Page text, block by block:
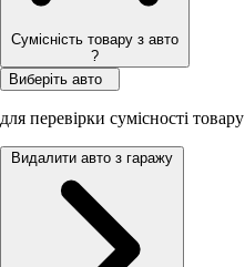
Сумісність товару з авто
?
Виберіть авто
для перевірки сумісності товару
Видалити авто з гаражу